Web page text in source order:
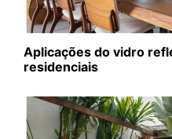
Aplicações do vidro
residenciais